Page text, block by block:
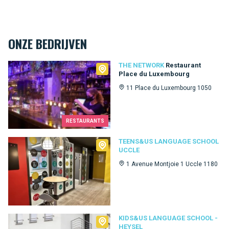
ONZE BEDRIJVEN
RESTAURANTS
THE NETWORK Restaurant
Place du Luxembourg
11 Place du Luxembourg 1050
The Network
TEENS&US LANGUAGE SCHOOL
UCCLE
1 Avenue Montjoie 1 Uccle 1180
Teens&Us language school Uccle
KIDS&US LANGUAGE SCHOOL -
HEYSEL
Kids&Us language school - Heysel